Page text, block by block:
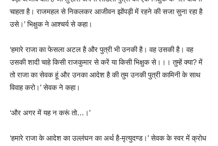
चाहता है। राजमहल से निकलकर आजीवन झोंपड़ी में रहने की सजा सुना रहा है
उसे।’ भिक्षुक ने आश्चर्य से कहा।
‘हमारे राजा का फेसला अटल है और पुत्री भी उनकी है। वह उसकी है। वह
उसकी शादी चाहे किसी राजकुमार से करें या किसी भिक्षुक से।।। तुम्हें क्या? में
तो राजा का सेवक हूं और उनका आदेश है की तुम उनकी पुत्री कामिनी के साथ
विवाह करो।’ सेवक ने कहा।
‘और अगर में यह न करूं तो…।’
‘हमारे राजा के आदेश का उल्लंघन का अर्थ है-मृत्युदण्ड।’ सेवक के स्वर में क्रोध